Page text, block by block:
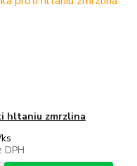
hltaniu zmrzlina
ks
DPH